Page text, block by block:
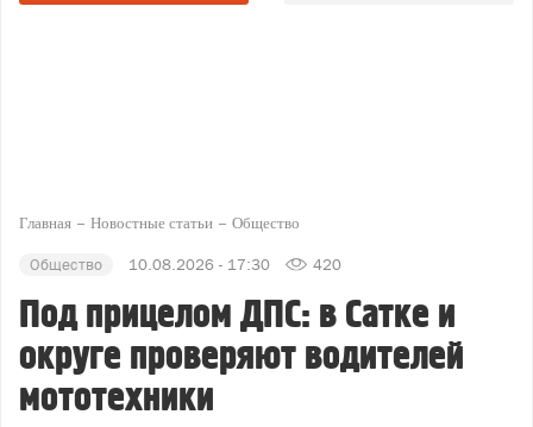
Главная Новостные статьи Общество
Общество 10.08.2026 - 17:30 420
Под прицелом ДПС: в Сатке и
округе проверяют водителей
мототехники